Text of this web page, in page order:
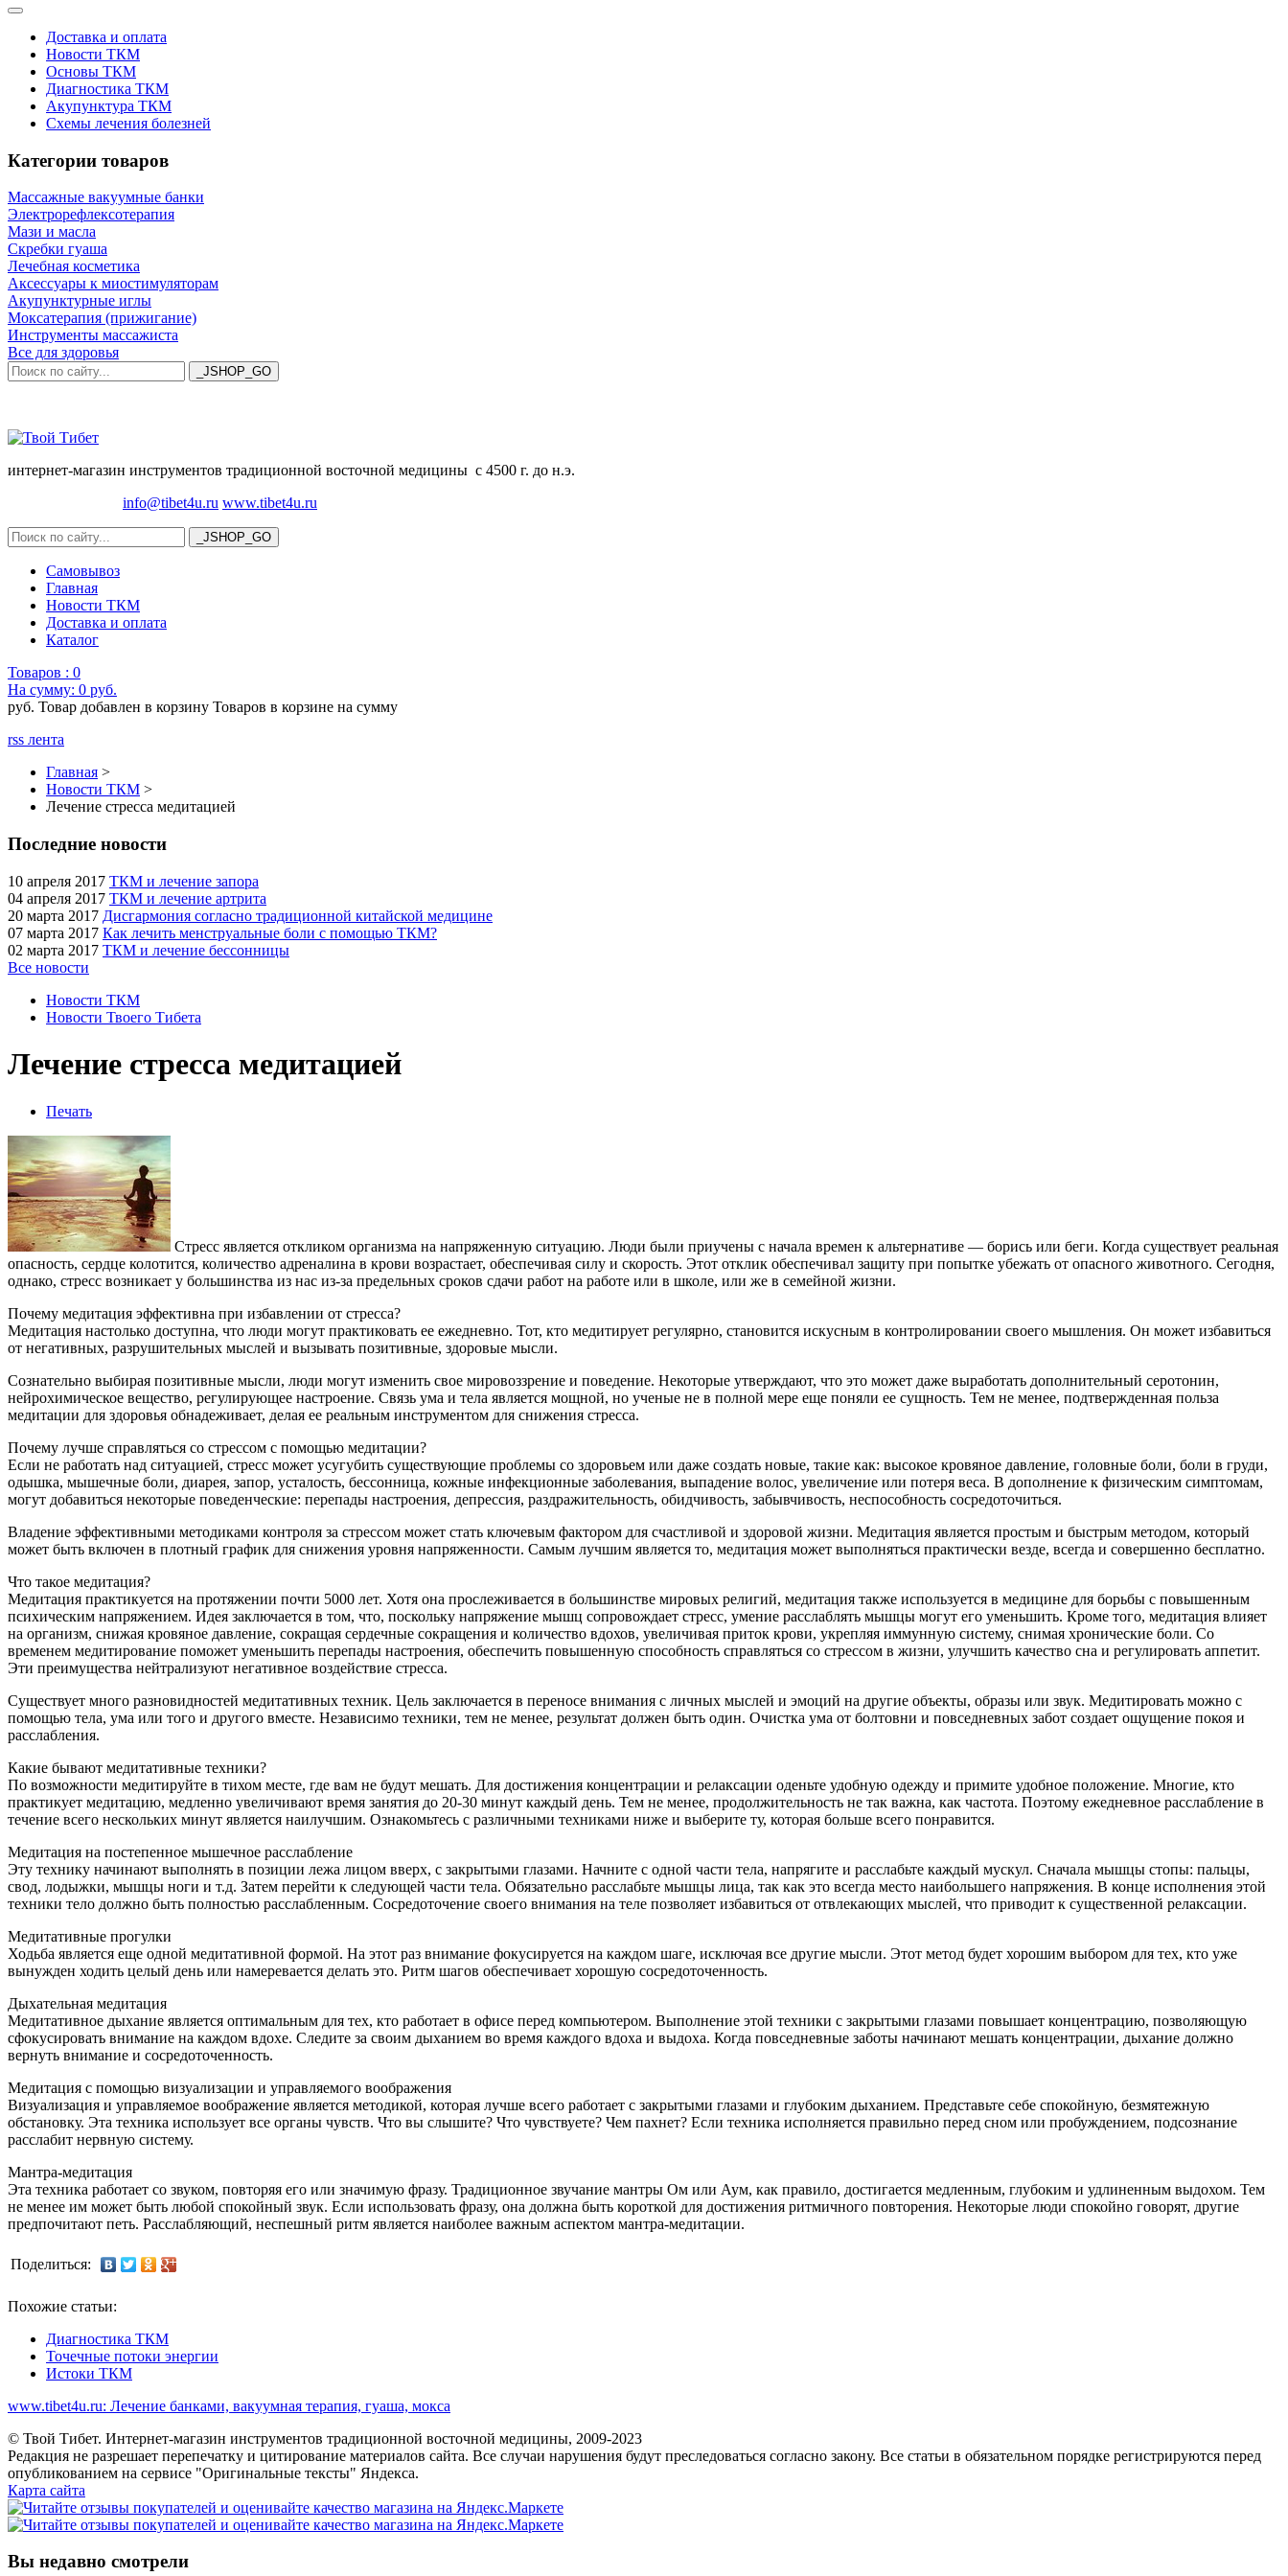
Доставка и оплата
Новости ТКМ
Основы ТКМ
Диагностика ТКМ
Акупунктура ТКМ
Схемы лечения болезней
Категории товаров
Массажные вакуумные банки
Электрорефлексотерапия
Мази и масла
Скребки гуаша
Лечебная косметика
Аксессуары к миостимуляторам
Акупунктурные иглы
Моксатерапия (прижигание)
Инструменты массажиста
Все для здоровья
интернет-магазин инструментов традиционной восточной медицины с 4500 г. до н.э.
info@tibet4u.ru www.tibet4u.ru
Самовывоз
Главная
Новости ТКМ
Доставка и оплата
Каталог
Товаров : 0
На сумму: 0 руб.
руб. Товар добавлен в корзину Товаров в корзине на сумму
rss лента
Главная >
Новости ТКМ >
Лечение стресса медитацией
Последние новости
10 апреля 2017 ТКМ и лечение запора
04 апреля 2017 ТКМ и лечение артрита
20 марта 2017 Дисгармония согласно традиционной китайской медицине
07 марта 2017 Как лечить менструальные боли с помощью ТКМ?
02 марта 2017 ТКМ и лечение бессонницы
Все новости
Новости ТКМ
Новости Твоего Тибета
Лечение стресса медитацией
Печать
Стресс является откликом организма на напряженную ситуацию. Люди были приучены с начала времен к альтернативе — борись или беги. Когда существует реальная
опасность, сердце колотится, количество адреналина в крови возрастает, обеспечивая силу и скорость. Этот отклик обеспечивал защиту при попытке убежать от опасного животного. Сегодня,
однако, стресс возникает у большинства из нас из-за предельных сроков сдачи работ на работе или в школе, или же в семейной жизни.
Почему медитация эффективна при избавлении от стресса?
Медитация настолько доступна, что люди могут практиковать ее ежедневно. Тот, кто медитирует регулярно, становится искусным в контролировании своего мышления. Он может избавиться
от негативных, разрушительных мыслей и вызывать позитивные, здоровые мысли.
Сознательно выбирая позитивные мысли, люди могут изменить свое мировоззрение и поведение. Некоторые утверждают, что это может даже выработать дополнительный серотонин,
нейрохимическое вещество, регулирующее настроение. Связь ума и тела является мощной, но ученые не в полной мере еще поняли ее сущность. Тем не менее, подтвержденная польза
медитации для здоровья обнадеживает, делая ее реальным инструментом для снижения стресса.
Почему лучше справляться со стрессом с помощью медитации?
Если не работать над ситуацией, стресс может усугубить существующие проблемы со здоровьем или даже создать новые, такие как: высокое кровяное давление, головные боли, боли в груди,
одышка, мышечные боли, диарея, запор, усталость, бессонница, кожные инфекционные заболевания, выпадение волос, увеличение или потеря веса. В дополнение к физическим симптомам,
могут добавиться некоторые поведенческие: перепады настроения, депрессия, раздражительность, обидчивость, забывчивость, неспособность сосредоточиться.
Владение эффективными методиками контроля за стрессом может стать ключевым фактором для счастливой и здоровой жизни. Медитация является простым и быстрым методом, который
может быть включен в плотный график для снижения уровня напряженности. Самым лучшим является то, медитация может выполняться практически везде, всегда и совершенно бесплатно.
Что такое медитация?
Медитация практикуется на протяжении почти 5000 лет. Хотя она прослеживается в большинстве мировых религий, медитация также используется в медицине для борьбы с повышенным
психическим напряжением. Идея заключается в том, что, поскольку напряжение мышц сопровождает стресс, умение расслаблять мышцы могут его уменьшить. Кроме того, медитация влияет
на организм, снижая кровяное давление, сокращая сердечные сокращения и количество вдохов, увеличивая приток крови, укрепляя иммунную систему, снимая хронические боли. Со
временем медитирование поможет уменьшить перепады настроения, обеспечить повышенную способность справляться со стрессом в жизни, улучшить качество сна и регулировать аппетит.
Эти преимущества нейтрализуют негативное воздействие стресса.
Существует много разновидностей медитативных техник. Цель заключается в переносе внимания с личных мыслей и эмоций на другие объекты, образы или звук. Медитировать можно с
помощью тела, ума или того и другого вместе. Независимо техники, тем не менее, результат должен быть один. Очистка ума от болтовни и повседневных забот создает ощущение покоя и
расслабления.
Какие бывают медитативные техники?
По возможности медитируйте в тихом месте, где вам не будут мешать. Для достижения концентрации и релаксации оденьте удобную одежду и примите удобное положение. Многие, кто
практикует медитацию, медленно увеличивают время занятия до 20-30 минут каждый день. Тем не менее, продолжительность не так важна, как частота. Поэтому ежедневное расслабление в
течение всего нескольких минут является наилучшим. Ознакомьтесь с различными техниками ниже и выберите ту, которая больше всего понравится.
Медитация на постепенное мышечное расслабление
Эту технику начинают выполнять в позиции лежа лицом вверх, с закрытыми глазами. Начните с одной части тела, напрягите и расслабьте каждый мускул. Сначала мышцы стопы: пальцы,
свод, лодыжки, мышцы ноги и т.д. Затем перейти к следующей части тела. Обязательно расслабьте мышцы лица, так как это всегда место наибольшего напряжения. В конце исполнения этой
техники тело должно быть полностью расслабленным. Сосредоточение своего внимания на теле позволяет избавиться от отвлекающих мыслей, что приводит к существенной релаксации.
Медитативные прогулки
Ходьба является еще одной медитативной формой. На этот раз внимание фокусируется на каждом шаге, исключая все другие мысли. Этот метод будет хорошим выбором для тех, кто уже
вынужден ходить целый день или намеревается делать это. Ритм шагов обеспечивает хорошую сосредоточенность.
Дыхательная медитация
Медитативное дыхание является оптимальным для тех, кто работает в офисе перед компьютером. Выполнение этой техники с закрытыми глазами повышает концентрацию, позволяющую
сфокусировать внимание на каждом вдохе. Следите за своим дыханием во время каждого вдоха и выдоха. Когда повседневные заботы начинают мешать концентрации, дыхание должно
вернуть внимание и сосредоточенность.
Медитация с помощью визуализации и управляемого воображения
Визуализация и управляемое воображение является методикой, которая лучше всего работает с закрытыми глазами и глубоким дыханием. Представьте себе спокойную, безмятежную
обстановку. Эта техника использует все органы чувств. Что вы слышите? Что чувствуете? Чем пахнет? Если техника исполняется правильно перед сном или пробуждением, подсознание
расслабит нервную систему.
Мантра-медитация
Эта техника работает со звуком, повторяя его или значимую фразу. Традиционное звучание мантры Ом или Аум, как правило, достигается медленным, глубоким и удлиненным выдохом. Тем
не менее им может быть любой спокойный звук. Если использовать фразу, она должна быть короткой для достижения ритмичного повторения. Некоторые люди спокойно говорят, другие
предпочитают петь. Расслабляющий, неспешный ритм является наиболее важным аспектом мантра-медитации.
Поделиться:
Похожие статьи:
Диагностика ТКМ
Точечные потоки энергии
Истоки ТКМ
www.tibet4u.ru: Лечение банками, вакуумная терапия, гуаша, мокса
© Твой Тибет. Интернет-магазин инструментов традиционной восточной медицины, 2009-2023
Редакция не разрешает перепечатку и цитирование материалов сайта. Все случаи нарушения будут преследоваться согласно закону. Все статьи в обязательном порядке регистрируются перед
опубликованием на сервисе "Оригинальные тексты" Яндекса.
Карта сайта
Вы недавно смотрели